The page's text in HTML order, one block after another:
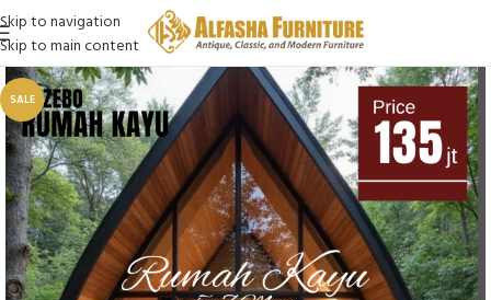
Skip to navigation
Skip to main content
SALE